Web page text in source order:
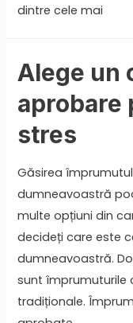
dintre cele mai
Alege un
aprobare
stres
Găsirea
dumneavoastră
multe opțiuni din
decideți care este
dumneavoastră.
sunt împrumuturile
tradiționale.